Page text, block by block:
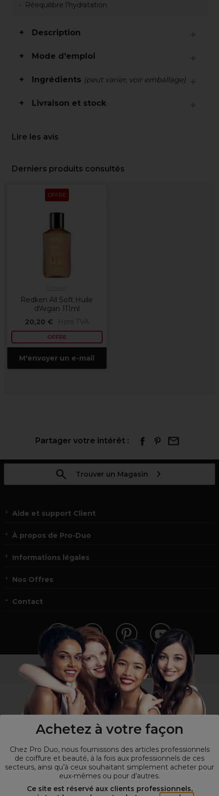
Achetez à votre façon
Chez Pro Duo, nous fournissons des articles professionnels
de coiffure et beauté, à la fois aux professionnels de ces
secteurs, ainsi qu’à ceux souhaitant simplement acheter pour
eux-mêmes ou pour d’autres.
Ce site est réservé aux clients professionnels,
Réequilibre l’hydratation
Description
Mode d'emploi
Ingrédients (peut varier, voir emballage)
Livraison et stock
Lire les avis
Derniers produits consultés
OFFRE
Redken All Soft Huile
d'Argan 111ml
20,20 €
Hors TVA
OFFRE
M'envoyer un e-mail
Partager votre intérêt :
Trouver un Magasin
Aide et support Client
À propos de Pro-Duo
Informations légales
Nos Offres
Contact
Vous n’êtes pas un professionnel ?
Visitez notre site pour les particuliers!